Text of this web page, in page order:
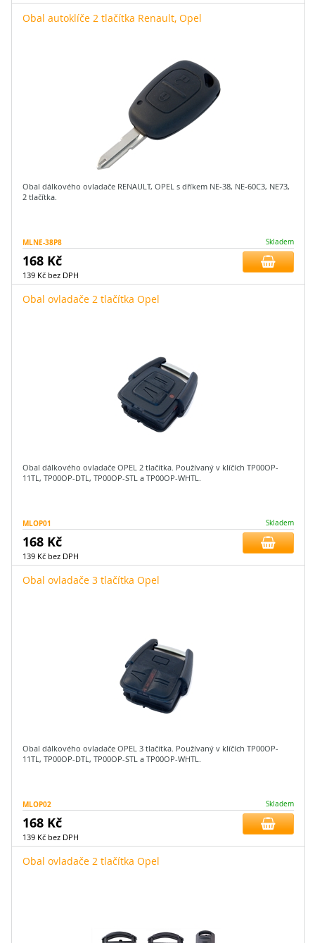
Obal autoklíče 2 tlačítka Renault, Opel
Obal dálkového ovladače RENAULT, OPEL s dříkem NE-38, NE-60C3, NE73,
2 tlačítka.
MLNE-38P8 Skladem
168 Kč
139 Kč bez DPH
Obal ovladače 2 tlačítka Opel
Obal dálkového ovladače OPEL 2 tlačítka. Používaný v klíčích TP00OP-
11TL, TP00OP-DTL, TP00OP-STL a TP00OP-WHTL.
MLOP01 Skladem
168 Kč
139 Kč bez DPH
Obal ovladače 3 tlačítka Opel
Obal dálkového ovladače OPEL 3 tlačítka. Používaný v klíčích TP00OP-
11TL, TP00OP-DTL, TP00OP-STL a TP00OP-WHTL.
MLOP02 Skladem
168 Kč
139 Kč bez DPH
Obal ovladače 2 tlačítka Opel